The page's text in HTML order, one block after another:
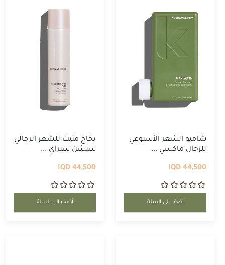
شامبو الشعر الأسبوعي
للرجال ماكسي ...
44,500 IQD
أضف الى السلة
بخاخ مثبت للشعر الرجالي
سيشن سبراي ...
44,500 IQD
أضف الى السلة